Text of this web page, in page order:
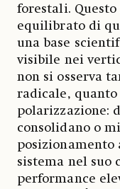
forestali.
equilibrato di
una base
visibile nei
non si osserva
radicale,
polarizzazione:
consolidano o
posizionamento
sistema nel suo
performance